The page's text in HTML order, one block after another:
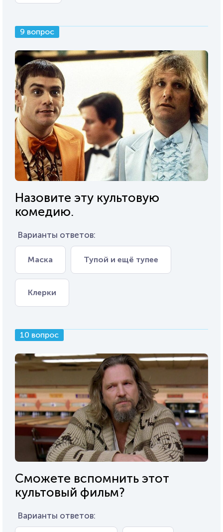
9 вопрос
Назовите эту культовую
комедию.
Варианты ответов:
Маска Тупой и ещё тупее
Клерки
10 вопрос
Сможете вспомнить этот
культовый фильм?
Варианты ответов: